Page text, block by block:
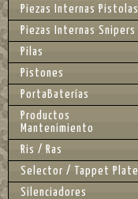
Piezas Internas Pistolas
Piezas Internas Snipers
Pilas
Pistones
PortaBaterías
Productos
Mantenimiento
Ris / Ras
Selector / Tappet Plate
Silenciadores